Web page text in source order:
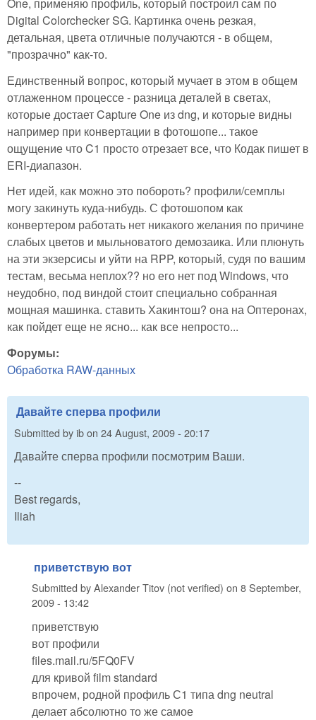
Digital Colorchecker SG. Картинка очень резкая,
детальная, цвета отличные получаются - в общем,
"прозрачно" как-то.
Единственный вопрос, который мучает в этом в общем
отлаженном процессе - разница деталей в светах,
которые достает Capture One из dng, и которые видны
например при конвертации в фотошопе... такое
ощущение что C1 просто отрезает все, что Кодак пишет в
ERI-диапазон.
Нет идей, как можно это побороть? профили/семплы
могу закинуть куда-нибудь. С фотошопом как
конвертером работать нет никакого желания по причине
слабых цветов и мыльноватого демозаика. Или плюнуть
на эти экзерсисы и уйти на RPP, который, судя по вашим
тестам, весьма неплох?? но его нет под Windows, что
неудобно, под виндой стоит специально собранная
мощная машинка. ставить Хакинтош? она на Оптеронах,
как пойдет еще не ясно... как все непросто...
Форумы:
Обработка RAW-данных
Давайте сперва профили
Submitted byibon 24 August, 2009 - 20:17
Давайте сперва профили посмотрим Ваши.
--
Best regards,
Iliah
приветствую вот
Submitted byAlexander Titov (not verified) on 8 September,
2009 - 13:42
приветствую
вот профили
files.mail.ru/5FQ0FV
для кривой film standard
впрочем, родной профиль С1 типа dng neutral
делает абсолютно то же самое